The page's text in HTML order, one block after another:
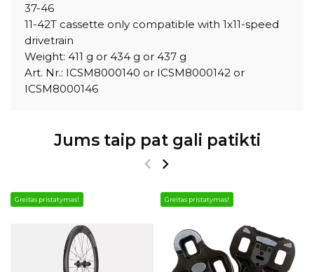
37-46
11-42T cassette only compatible with 1x11-speed
drivetrain
Weight: 411 g or 434 g or 437 g
Art. Nr.: ICSM8000140 or ICSM8000142 or
ICSM8000146
Jums taip pat gali patikti
Greitas pristatymas! Greitas pristatymas!